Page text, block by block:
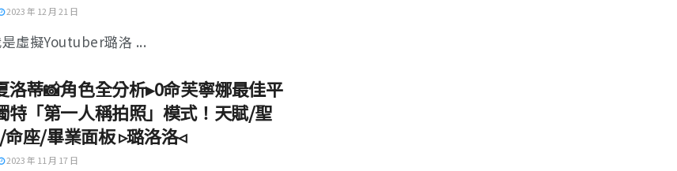
2023 年 12 月 21 日
虛擬Youtuber璐洛 ...
洛蒂📸角色全分析▸0命芙寧娜最佳平
特「第一人稱拍照」模式！天賦/聖
座/畢業面板 ▹璐洛洛◃
2023 年 11 月 17 日